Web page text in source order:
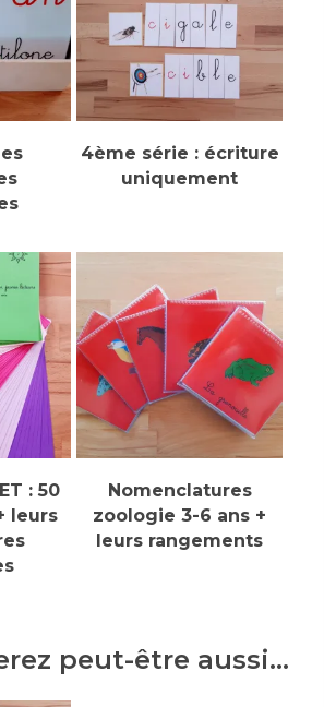
Sélectionner Des
4ème série : écriture
uniquement
: 50
leurs
Ajouter Au Panier
Nomenclatures
zoologie 3-6 ans +
leurs rangements
peut-être aussi…